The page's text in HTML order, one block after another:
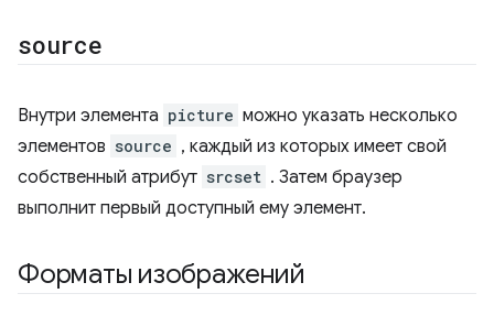
source
Внутри элемента picture можно указать несколько
элементов source , каждый из которых имеет свой
собственный атрибут srcset . Затем браузер
выполнит первый доступный ему элемент.
Форматы изображений